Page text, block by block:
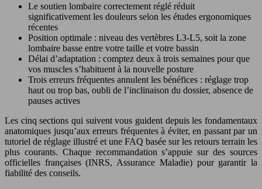
Le soutien lombaire correctement réglé réduit
significativement les douleurs selon les études ergonomiques
récentes
Position optimale : niveau des vertèbres L3-L5, soit la zone
lombaire basse entre votre taille et votre bassin
Délai d’adaptation : comptez deux à trois semaines pour que
vos muscles s’habituent à la nouvelle posture
Trois erreurs fréquentes annulent les bénéfices : réglage trop
haut ou trop bas, oubli de l’inclinaison du dossier, absence de
pauses actives
Les cinq sections qui suivent vous guident depuis les fondamentaux
anatomiques jusqu’aux erreurs fréquentes à éviter, en passant par un
tutoriel de réglage illustré et une FAQ basée sur les retours terrain les
plus courants. Chaque recommandation s’appuie sur des sources
officielles françaises (INRS, Assurance Maladie) pour garantir la
fiabilité des conseils.